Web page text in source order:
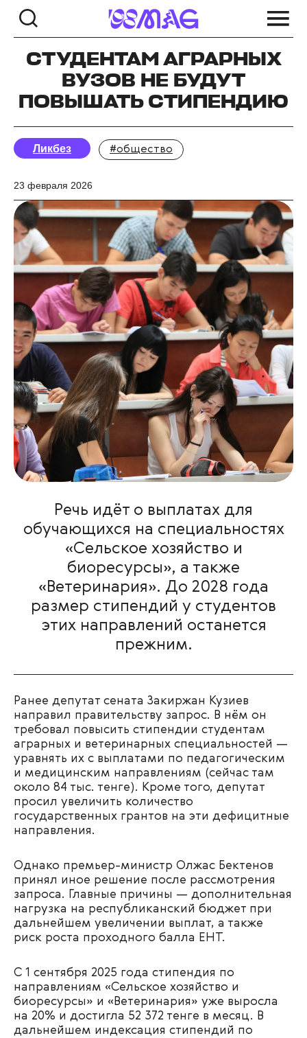
СТУДЕНТАМ АГРАРНЫХ
ВУЗОВ НЕ БУДУТ
ПОВЫШАТЬ СТИПЕНДИЮ
Ликбез #общество
23 февраля 2026
Речь идёт о выплатах для
обучающихся на специальностях
«Сельское хозяйство и
биоресурсы», а также
«Ветеринария». До 2028 года
размер стипендий у студентов
этих направлений останется
прежним.
Ранее депутат сената Закиржан Кузиев
направил правительству запрос. В нём он
требовал повысить стипендии студентам
аграрных и ветеринарных специальностей —
уравнять их с выплатами по педагогическим
и медицинским направлениям (сейчас там
около 84 тыс. тенге). Кроме того, депутат
просил увеличить количество
государственных грантов на эти дефицитные
направления.
Однако премьер-министр Олжас Бектенов
принял иное решение после рассмотрения
запроса. Главные причины — дополнительная
нагрузка на республиканский бюджет при
дальнейшем увеличении выплат, а также
риск роста проходного балла ЕНТ.
С 1 сентября 2025 года стипендия по
направлениям «Сельское хозяйство и
биоресурсы» и «Ветеринария» уже выросла
на 20% и достигла 52 372 тенге в месяц. В
дальнейшем индексация стипендий по